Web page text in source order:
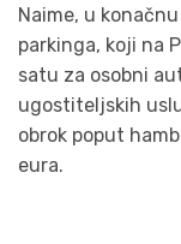
Naime, u
parkinga, koji na
satu za osobni
ugostiteljskih
obrok poput
eura.